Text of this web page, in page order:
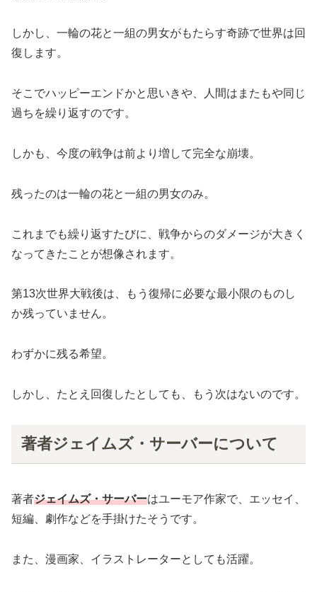
しかし、一輪の花と一組の男女がもたらす奇跡で世界は回
復します。
そこでハッピーエンドかと思いきや、人間はまたもや同じ
過ちを繰り返すのです。
しかも、今度の戦争は前より増して完全な崩壊。
残ったのは一輪の花と一組の男女のみ。
これまでも繰り返すたびに、戦争からのダメージが大きく
なってきたことが想像されます。
第13次世界大戦後は、もう復帰に必要な最小限のものし
か残っていません。
わずかに残る希望。
しかし、たとえ回復したとしても、もう次はないのです。
著者ジェイムズ・サーバーについて
著者ジェイムズ・サーバーはユーモア作家で、エッセイ、
短編、劇作などを手掛けたそうです。
また、漫画家、イラストレーターとしても活躍。